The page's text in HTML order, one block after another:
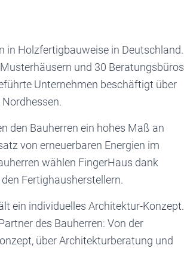
in Holzfertigbauweise in Deutschland.
und 30 Beratungsbüros
Unternehmen beschäftigt über
den Bauherren ein hohes Maß an
von erneuerbaren Energien im
wählen FingerHaus dank
Fertighausherstellern.
ein individuelles Architektur-Konzept.
des Bauherren: Von der
über Architekturberatung und